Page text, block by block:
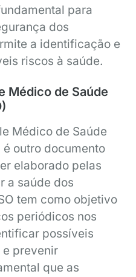
para
dos
a identificação e
riscos à saúde.
Médico de Saúde
Médico de Saúde
outro documento
elaborado pelas
a saúde dos
tem como objetivo
periódicos nos
possíveis
prevenir
que as